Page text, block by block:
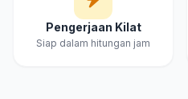
Pengerjaan Kilat
Siap dalam hitungan jam